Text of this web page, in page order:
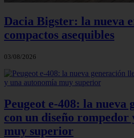
Dacia Bigster: la nueva
compactos asequibles
03/08/2026
Peugeot e-408: la nueva
con un diseño rompedor
muy superior